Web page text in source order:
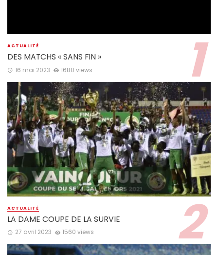
ACTUALITÉ
DES MATCHS « SANS FIN »
16 mai 2023 1680 views
ACTUALITÉ
LA DAME COUPE DE LA SURVIE
27 avril 2023 1560 views